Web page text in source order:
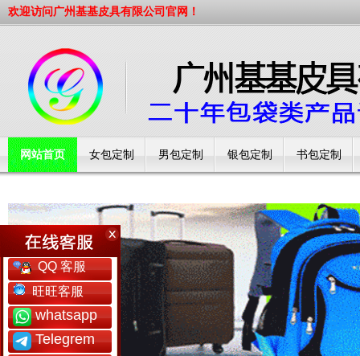
欢迎访问广州基基皮具有限公司官网！
网站首页 女包定制 男包定制 银包定制 书包定制
QQ 客服
旺旺客服
whatsapp
Telegrem